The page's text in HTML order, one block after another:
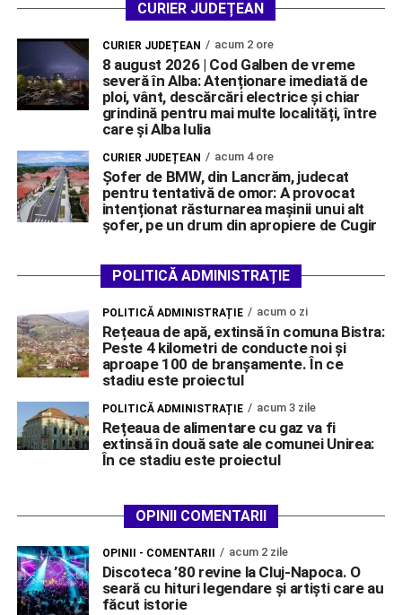
CURIER JUDEȚEAN
CURIER JUDEȚEAN acum 2 ore
8 august 2026 | Cod Galben de vreme
severă în Alba: Atenționare imediată de
ploi, vânt, descărcări electrice și chiar
grindină pentru mai multe localități, între
care și Alba Iulia
CURIER JUDEȚEAN acum 4 ore
Șofer de BMW, din Lancrăm, judecat
pentru tentativă de omor: A provocat
intenționat răsturnarea mașinii unui alt
șofer, pe un drum din apropiere de Cugir
POLITICĂ ADMINISTRAȚIE
POLITICĂ ADMINISTRAȚIE acum o zi
Rețeaua de apă, extinsă în comuna Bistra:
Peste 4 kilometri de conducte noi și
aproape 100 de branșamente. În ce
stadiu este proiectul
POLITICĂ ADMINISTRAȚIE acum 3 zile
Rețeaua de alimentare cu gaz va fi
extinsă în două sate ale comunei Unirea:
În ce stadiu este proiectul
OPINII COMENTARII
OPINII - COMENTARII acum 2 zile
Discoteca ’80 revine la Cluj-Napoca. O
seară cu hituri legendare și artiști care au
făcut istorie